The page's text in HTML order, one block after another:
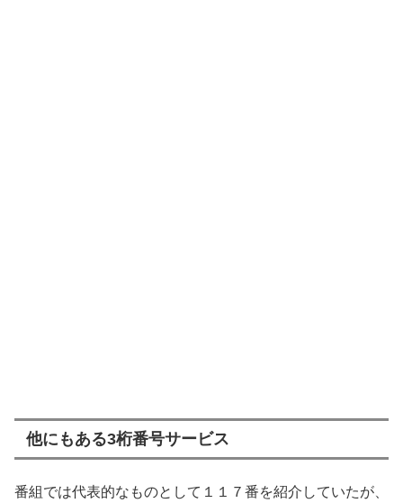
他にもある3桁番号サービス
番組では代表的なものとして１１７番を紹介していたが、